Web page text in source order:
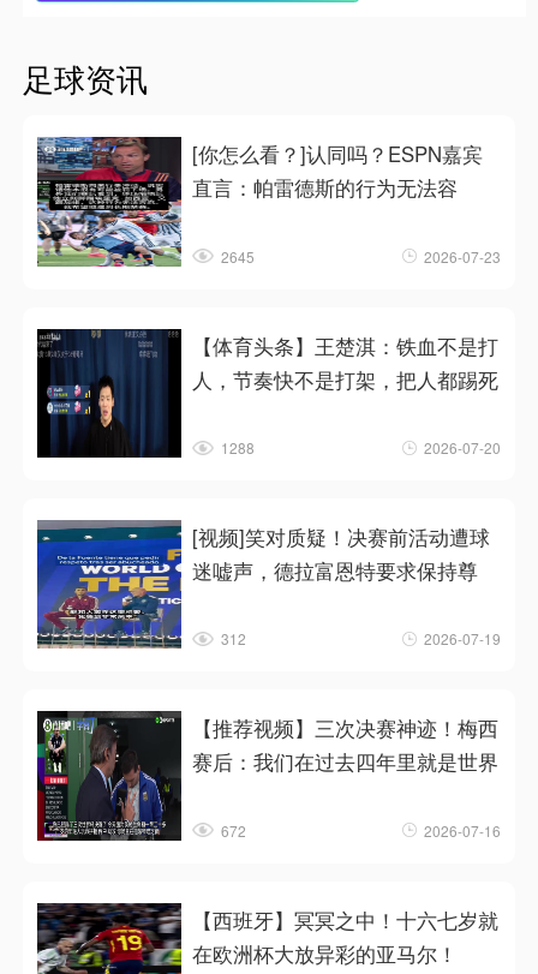
足球资讯
[你怎么看？]认同吗？ESPN嘉宾
直言：帕雷德斯的行为无法容
2645 2026-07-23
【体育头条】王楚淇：铁血不是打
人，节奏快不是打架，把人都踢死
1288 2026-07-20
[视频]笑对质疑！决赛前活动遭球
迷嘘声，德拉富恩特要求保持尊
312 2026-07-19
【推荐视频】三次决赛神迹！梅西
赛后：我们在过去四年里就是世界
672 2026-07-16
【西班牙】冥冥之中！十六七岁就
在欧洲杯大放异彩的亚马尔！